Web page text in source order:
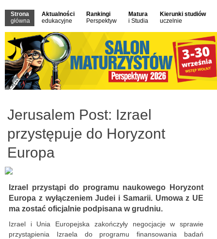
Strona
główna
Aktualności
edukacyjne
Rankingi
Perspektyw
Matura
i Studia
Kierunki studiów
uczelnie
Jerusalem Post: Izrael
przystępuje do Horyzont
Europa
Izrael przystąpi do programu naukowego Horyzont
Europa z wyłączeniem Judei i Samarii. Umowa z UE
ma zostać oficjalnie podpisana w grudniu.
Izrael i Unia Europejska zakończyły negocjacje w sprawie
przystąpienia Izraela do programu finansowania badań